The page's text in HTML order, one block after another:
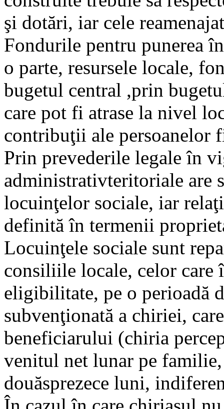
şi dotări, iar cele
Fondurile pentru punerea
o parte, resursele locale,
bugetul central ,prin
care pot fi atrase la nivel
contribuţii ale persoanelor
Prin prevederile legale în
administrativteritoriale are
locuinţelor sociale, iar
definită în termenii
Locuinţele sociale sunt
consiliile locale, celor care
eligibilitate, pe o perioadă
subvenţionată a chiriei,
beneficiarului (chiria
venitul net lunar pe
douăsprezece luni,